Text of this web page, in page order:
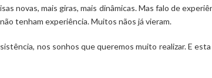
novas, mais giras, mais dinâmicas. Mas falo de
tenham experiência. Muitos nãos já vieram.
nos sonhos que queremos muito realizar. E esta